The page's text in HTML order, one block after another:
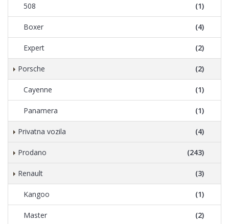
508 (1)
Boxer (4)
Expert (2)
Porsche (2)
Cayenne (1)
Panamera (1)
Privatna vozila (4)
Prodano (243)
Renault (3)
Kangoo (1)
Master (2)